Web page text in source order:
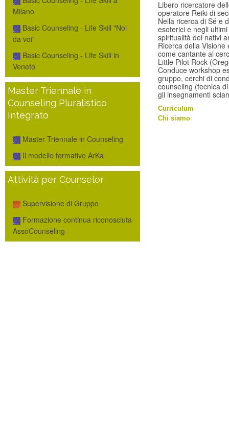
Libero ricercatore
operatore Reiki di
Nella ricerca di Sé e
esoterici e negli
spiritualità dei nativi
Ricerca della
come cantante al
Little Pilot Rock
Conduce workshop
gruppo, cerchi di
counseling (tecnica
gli insegnamenti
Curriculum
Chi siamo
Milano
Basic Counseling - Life Skill "Noi
da voi"
Basic Counseling - Life Skill in
Veneto
Master Triennale in
Counseling Pluralistico
Integrato
Master Triennale in Counseling
Il modello formativo ArKa
Attività per Counselor
Supervisione di Gruppo
Formazione continua riconosciuta
AssoCounseling